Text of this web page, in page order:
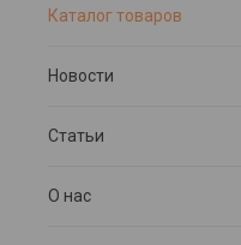
Каталог товаров
Новости
Статьи
О нас